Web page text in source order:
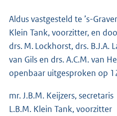
Aldus vastgesteld te ’s-
Klein Tank, voorzitter, en
drs. M. Lockhorst, drs. B.J.A.
van Gils en drs. A.C.M. van
openbaar uitgesproken op
mr. J.B.M. Keijzers,
L.B.M. Klein Tank, voorzitter